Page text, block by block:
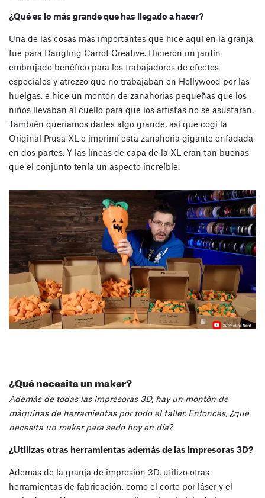
¿Qué es lo más grande que has llegado a hacer?
Una de las cosas más importantes que hice aquí en la granja
fue para Dangling Carrot Creative. Hicieron un jardín
embrujado benéfico para los trabajadores de efectos
especiales y atrezzo que no trabajaban en Hollywood por las
huelgas, e hice un montón de zanahorias pequeñas que los
niños llevaban al cuello para que los artistas no se asustaran.
También queríamos darles algo grande, así que cogí la
Original Prusa XL e imprimí esta zanahoria gigante enfadada
en dos partes. Y las líneas de capa de la XL eran tan buenas
que el conjunto tenía un aspecto increíble.
¿Qué necesita un maker?
Además de todas las impresoras 3D, hay un montón de
máquinas de herramientas por todo el taller. Entonces, ¿qué
necesita un maker para serlo hoy en día?
¿Utilizas otras herramientas además de las impresoras 3D?
Además de la granja de impresión 3D, utilizo otras
herramientas de fabricación, como el corte por láser y el